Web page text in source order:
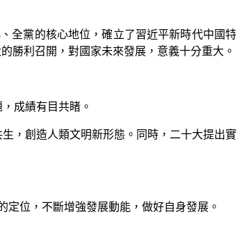
全黨的核心地位，確立了習近平新時代中國特
勝利召開，對國家未來發展，意義十分重大。
成績有目共睹。
，創造人類文明新形態。同時，二十大提出實
定位，不斷增強發展動能，做好自身發展。